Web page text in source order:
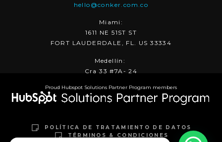
hello@conker.com.co
Miami:
1611 NE 51ST ST
FORT LAUDERDALE, FL. US 33334
Medellín:
Cra 33 #7A- 24
Proud Hubspot Solutions Partner Program members
POLÍTICA DE TRATAMIENTO DE DATOS
TÉRMINOS & CONDICIONES